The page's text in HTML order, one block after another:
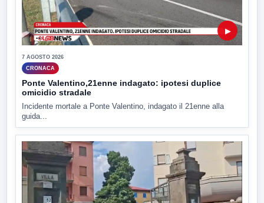
▶
7 AGOSTO 2026
CRONACA
Ponte Valentino,21enne indagato: ipotesi duplice
omicidio stradale
Incidente mortale a Ponte Valentino, indagato il 21enne alla
guida...